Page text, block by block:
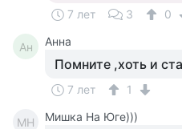
7 лет 3 0
Ан Анна
Помните ,хоть и
7 лет 1
МН Мишка На Юге)))